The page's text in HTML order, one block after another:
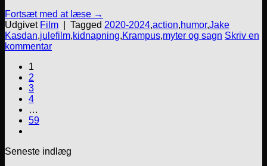
Fortsæt med at læse →
Udgivet Film Tagged 2020-2024,action,humor,Jake
Kasdan,julefilm,kidnapning,Krampus,myter og sagn Skriv en
kommentar
1
2
3
4
…
59
Seneste indlæg